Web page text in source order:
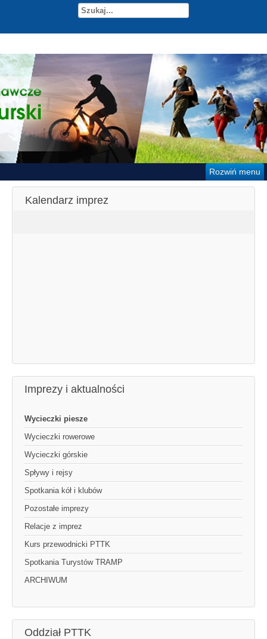
Rozwiń menu
Kalendarz imprez
Imprezy i aktualności
Wycieczki piesze
Wycieczki rowerowe
Wycieczki górskie
Spływy i rejsy
Spotkania kół i klubów
Pozostałe imprezy
Relacje z imprez
Kurs przewodnicki PTTK
Spotkania Turystów TRAMP
ARCHIWUM
Oddział PTTK